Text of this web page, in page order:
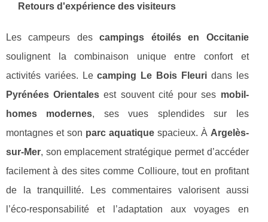
Retours d'expérience des visiteurs
Les campeurs descampings étoilés en Occitanie
soulignent la combinaison unique entre confort et
activités variées. Lecamping Le Bois Fleuridans les
Pyrénées Orientales est souvent cité pour ses mobil-
homes modernes, ses vues splendides sur les
montagnes et son parc aquatiquespacieux. À Argelès-
sur-Mer, son emplacement stratégique permet d’accéder
facilement à des sites comme Collioure, tout en profitant
de la tranquillité. Les commentaires valorisent aussi
l’éco-responsabilité et l’adaptation aux voyages en